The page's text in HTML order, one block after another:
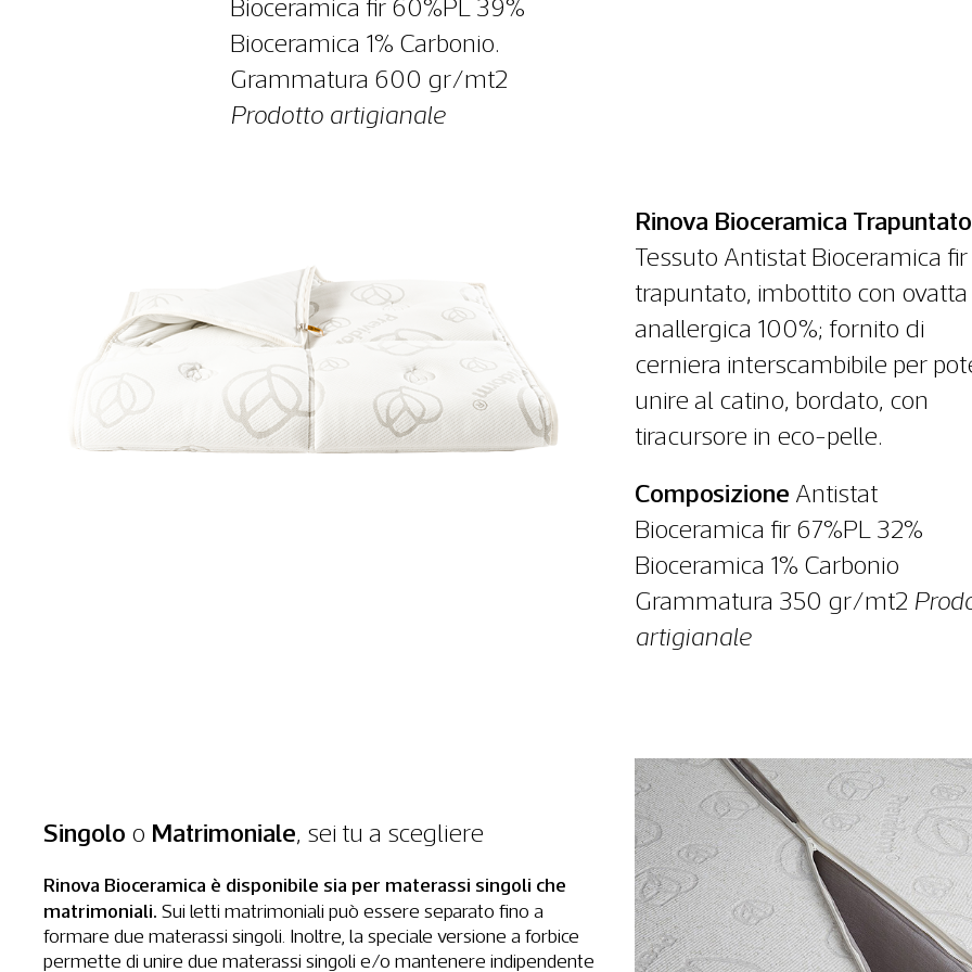
Bioceramica fir 60%PL 39%
Bioceramica 1% Carbonio.
Grammatura 600 gr/mt2
Prodotto artigianale
Rinova Bioceramica Trapuntato
Tessuto Antistat Bioceramica fir
trapuntato, imbottito con ovatta
anallergica 100%; fornito di
cerniera interscambibile per
unire al catino, bordato, con
tiracursore in eco-pelle.
Composizione Antistat
Bioceramica fir 67%PL 32%
Bioceramica 1% Carbonio
Grammatura 350 gr/mt2
artigianale
Singolo o Matrimoniale, sei tu a scegliere
Rinova Bioceramica è disponibile sia per materassi singoli che
matrimoniali. Sui letti matrimoniali può essere separato fino a
formare due materassi singoli. Inoltre, la speciale versione a forbice
permette di unire due materassi singoli e/o mantenere indipendente